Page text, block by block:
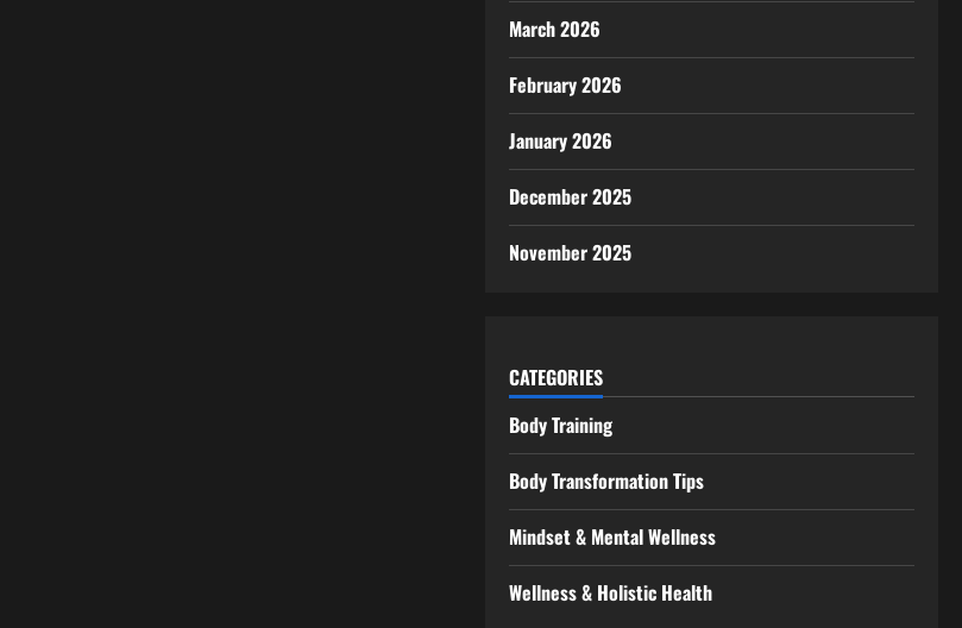
March 2026
February 2026
January 2026
December 2025
November 2025
CATEGORIES
Body Training
Body Transformation Tips
Mindset & Mental Wellness
Wellness & Holistic Health